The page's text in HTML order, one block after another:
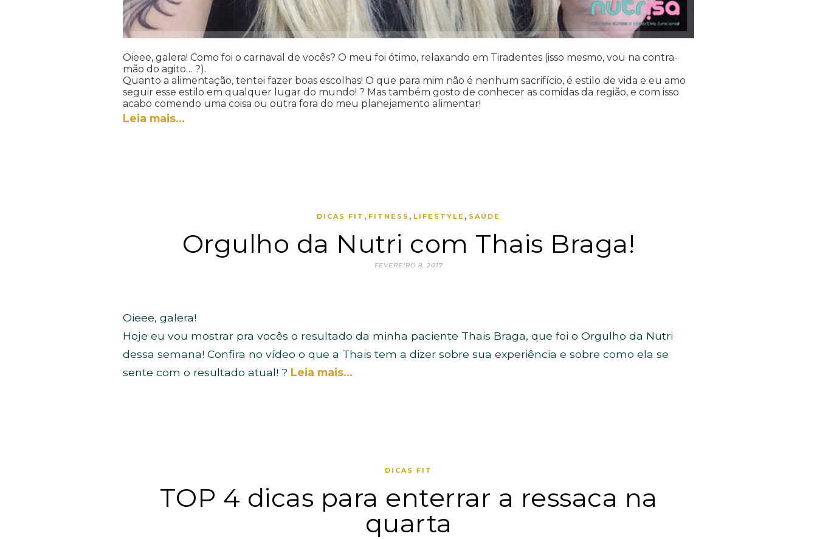
Oieee, galera! Como foi o carnaval de vocês? O meu foi ótimo, relaxando em Tiradentes (isso mesmo, vou na contra-
mão do agito… ?).
Quanto a alimentação, tentei fazer boas escolhas! O que para mim não é nenhum sacrifício, é estilo de vida e eu amo
seguir esse estilo em qualquer lugar do mundo! ? Mas também gosto de conhecer as comidas da região, e com isso
acabo comendo uma coisa ou outra fora do meu planejamento alimentar!
Leia mais…
DICAS FIT , FITNESS , LIFESTYLE , SAÚDE
Orgulho da Nutri com Thais Braga!
FEVEREIRO 8, 2017
Oieee, galera!
Hoje eu vou mostrar pra vocês o resultado da minha paciente Thais Braga, que foi o Orgulho da Nutri
dessa semana! Confira no vídeo o que a Thais tem a dizer sobre sua experiência e sobre como ela se
sente com o resultado atual! ? Leia mais…
DICAS FIT
TOP 4 dicas para enterrar a ressaca na
quarta